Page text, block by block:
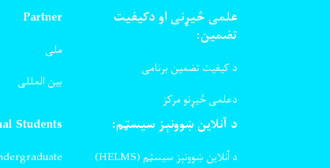
علمی څیړنی او دکیفیت
تضمین:
د کیفیت تضمین برنامی
دعلمی څیړنو مرکز
Partner
ملی
بین المللی
د آنلاین ښوونېز سیسټم:
د آنلاین ښوونېز سیسټم (HELMS)
Students